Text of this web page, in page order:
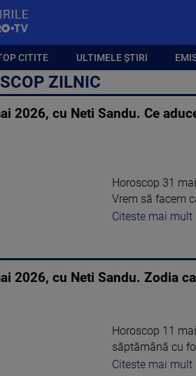
CITITE ULTIMELE ȘTIRI
ZILNIC
2026, cu Neti Sandu. Ce
Horoscop 31
Vrem să facem
Citeste mai mult
2026, cu Neti Sandu. Zodia
Horoscop 11
săptămână cu
Citeste mai mult